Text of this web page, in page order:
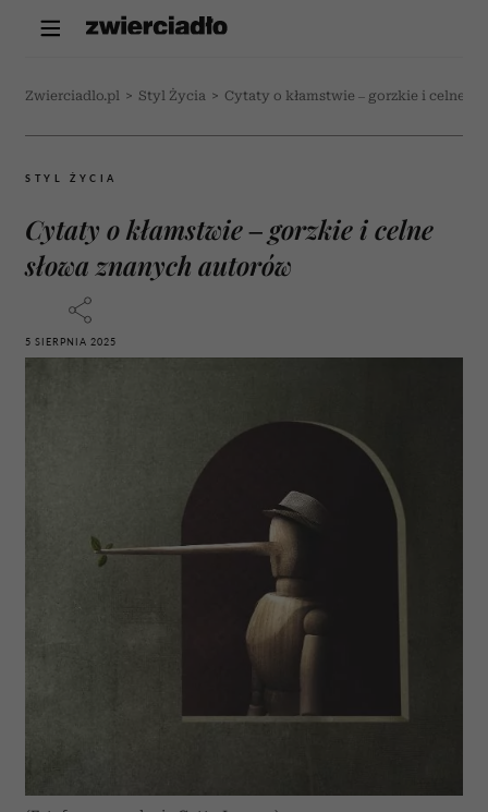
Zwierciadlo.pl > Styl Życia > Cytaty o kłamstwie – gorzkie i celne
STYL ŻYCIA
Cytaty o kłamstwie – gorzkie i celne
słowa znanych autorów
5 SIERPNIA 2025